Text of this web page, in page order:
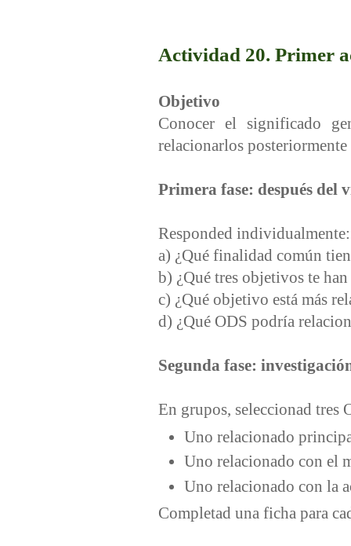
Actividad 20. Primer
Objetivo
Conocer el significado
relacionarlos
Primera fase: después del
Responded individualmente:
a) ¿Qué finalidad común
b) ¿Qué tres objetivos te
c) ¿Qué objetivo está más
d) ¿Qué ODS podría
Segunda fase:
En grupos, seleccionad tres
Uno relacionado
Uno relacionado con el
Uno relacionado con la
Completad una ficha para